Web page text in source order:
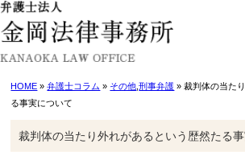
HOME »弁護士コラム » その他 ,刑事弁護 » 裁判体の当た
る事実について
裁判体の当たり外れがあるという歴然たる